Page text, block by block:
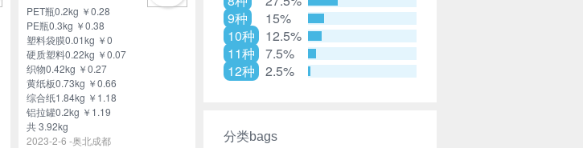
PET瓶0.2kg ￥0.28
PE瓶0.3kg ￥0.38
塑料袋膜0.01kg ￥0
硬质塑料0.22kg ￥0.07
织物0.42kg ￥0.27
黄纸板0.73kg ￥0.66
综合纸1.84kg ￥1.18
铝拉罐0.2kg ￥1.19
共 3.92kg
2023-2-6 -奥北成都
9种
15%
10种
12.5%
11种
7.5%
12种
2.5%
分类bags